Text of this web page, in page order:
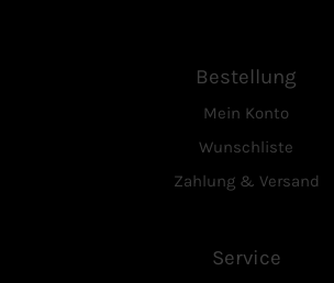
Bestellung
Mein Konto
Wunschliste
Zahlung & Versand
Service